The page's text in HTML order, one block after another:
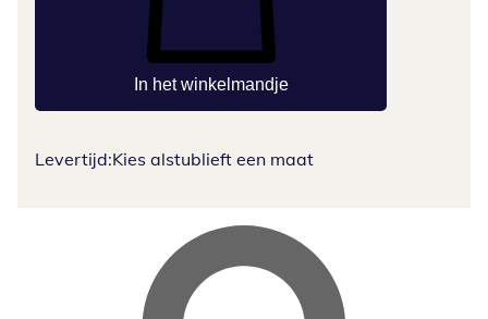
In het winkelmandje
Levertijd:Kies alstublieft een maat